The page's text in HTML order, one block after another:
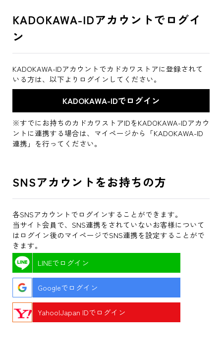
KADOKAWA-IDアカウントでログイ
ン
KADOKAWA-IDアカウントでカドカワストアに登録されて
いる方は、以下よりログインしてください。
※すでにお持ちのカドカワストアIDをKADOKAWA-IDアカウ
ントに連携する場合は、マイページから「KADOKAWA-ID
連携」を行ってください。
SNSアカウントをお持ちの方
各SNSアカウントでログインすることができます。
当サイト会員で、SNS連携をされていないお客様について
はログイン後のマイページでSNS連携を設定することがで
きます。
LINEでログイン
Googleでログイン
Yahoo!Japan IDでログイン